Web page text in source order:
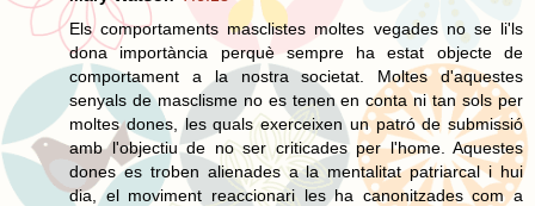
Els comportaments masclistes moltes vegades no se li'ls
dona importància perquè sempre ha estat objecte de
comportament a la nostra societat. Moltes d'aquestes
senyals de masclisme no es tenen en conta ni tan sols per
moltes dones, les quals exerceixen un patró de submissió
amb l'objectiu de no ser criticades per l'home. Aquestes
dones es troben alienades a la mentalitat patriarcal i hui
dia, el moviment reaccionari les ha canonitzades com a